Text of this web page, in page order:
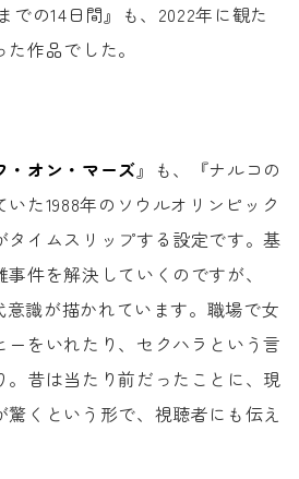
での14日間』も、 2022年に観た
作品でした。
・オン・マーズ』も、
『ナルコの
いた1988年のソウルオリンピック
タイムスリップする設定です。基
事件を解決していくのですが、
識が描かれています。 職場で女
をいれたり、 セクハラという言
昔は当たり前だったことに、 現
くという形で、 視聴者にも伝え